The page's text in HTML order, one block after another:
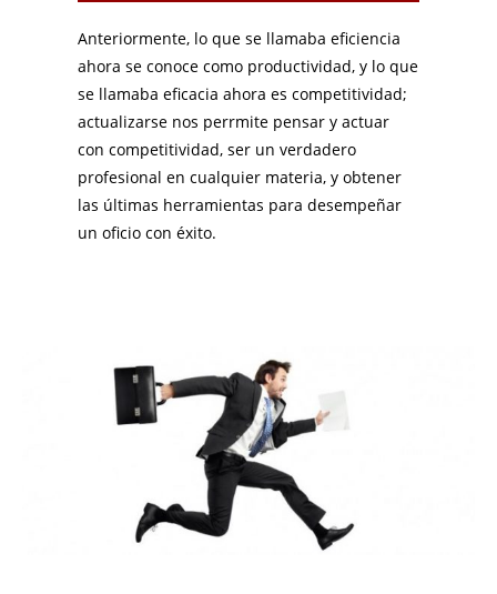
Anteriormente, lo que se llamaba eficiencia
ahora se conoce como productividad, y lo que
se llamaba eficacia ahora es competitividad;
actualizarse nos perrmite pensar y actuar
con competitividad, ser un verdadero
profesional en cualquier materia, y obtener
las últimas herramientas para desempeñar
un oficio con éxito.